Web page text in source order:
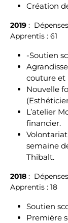
Création
2019 :
Apprentis : 61
-Soutien
couture et
Nouvelle
L’atelier
financier.
semaine
Thibalt.
2018 :
Apprentis : 18
Soutien
Première